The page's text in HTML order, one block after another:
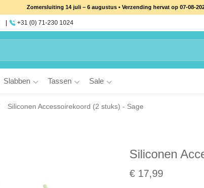
Zomersluiting 14 juli – 6 augustus • Verzending hervat op 07-08-
+31 (0) 71-230 1024
Slabben Tassen Sale
Siliconen Accessoirekoord (2 stuks) - Sage
Siliconen
€ 17,99